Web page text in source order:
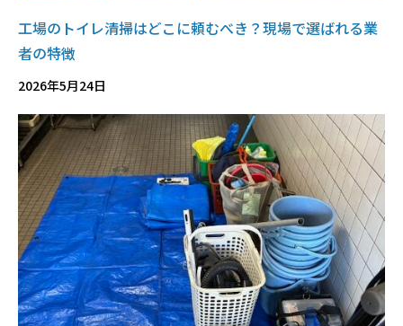
工場のトイレ清掃はどこに頼むべき？現場で選ばれる業
者の特徴
2026年5月24日